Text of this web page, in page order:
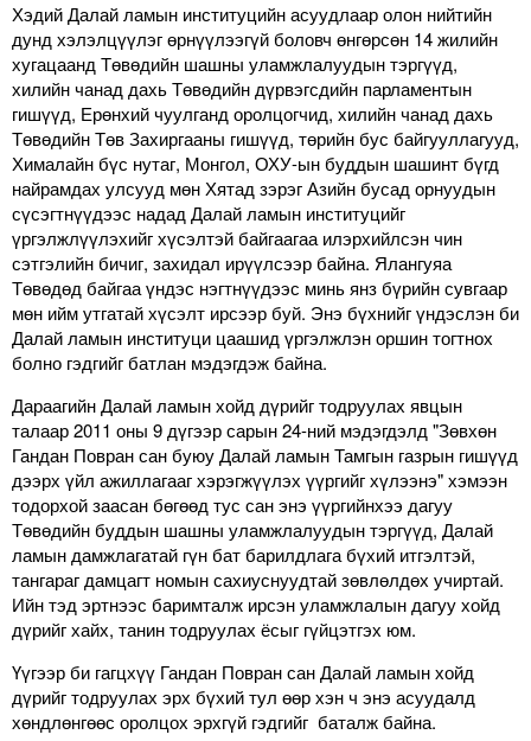
Хэдий Далай ламын институцийн асуудлаар олон нийтийн
дунд хэлэлцүүлэг өрнүүлээгүй боловч өнгөрсөн 14 жилийн
хугацаанд Төвөдийн шашны уламжлалуудын тэргүүд,
хилийн чанад дахь Төвөдийн дүрвэгсдийн парламентын
гишүүд, Ерөнхий чуулганд оролцогчид, хилийн чанад дахь
Төвөдийн Төв Захиргааны гишүүд, төрийн бус байгууллагууд,
Хималайн бүс нутаг, Монгол, ОХУ-ын буддын шашинт бүгд
найрамдах улсууд мөн Хятад зэрэг Азийн бусад орнуудын
сүсэгтнүүдээс надад Далай ламын институцийг
үргэлжлүүлэхийг хүсэлтэй байгаагаа илэрхийлсэн чин
сэтгэлийн бичиг, захидал ирүүлсээр байна. Ялангуяа
Төвөдөд байгаа үндэс нэгтнүүдээс минь янз бүрийн сувгаар
мөн ийм утгатай хүсэлт ирсээр буй. Энэ бүхнийг үндэслэн би
Далай ламын институци цаашид үргэлжлэн оршин тогтнох
болно гэдгийг батлан мэдэгдэж байна.
Дараагийн Далай ламын хойд дүрийг тодруулах явцын
талаар 2011 оны 9 дүгээр сарын 24-ний мэдэгдэлд "Зөвхөн
Гандан Повран сан буюу Далай ламын Тамгын газрын гишүүд
дээрх үйл ажиллагааг хэрэгжүүлэх үүргийг хүлээнэ" хэмээн
тодорхой заасан бөгөөд тус сан энэ үүргийнхээ дагуу
Төвөдийн буддын шашны уламжлалуудын тэргүүд, Далай
ламын дамжлагатай гүн бат барилдлага бүхий итгэлтэй,
тангараг дамцагт номын сахиуснуудтай зөвлөлдөх учиртай.
Ийн тэд эртнээс баримталж ирсэн уламжлалын дагуу хойд
дүрийг хайх, танин тодруулах ёсыг гүйцэтгэх юм.
Үүгээр би гагцхүү Гандан Повран сан Далай ламын хойд
дүрийг тодруулах эрх бүхий тул өөр хэн ч энэ асуудалд
хөндлөнгөөс оролцох эрхгүй гэдгийг баталж байна.